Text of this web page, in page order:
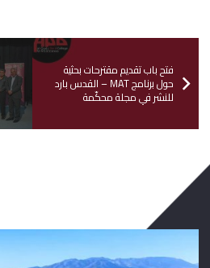
فتح باب تقديم مقترحات بحثية
حول برنامج MAT – القدس بارد
للنشر في مجلة محكّمة